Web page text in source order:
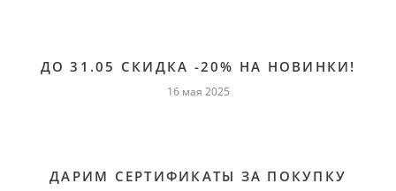
ДО 31.05 СКИДКА -20% НА НОВИНКИ!
16 мая 2025
ДАРИМ СЕРТИФИКАТЫ ЗА ПОКУПКУ